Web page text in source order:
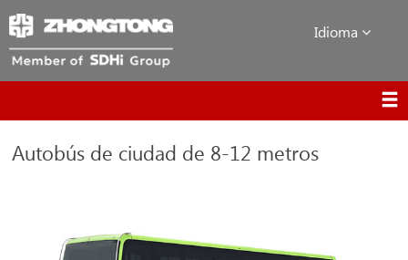
Idioma
Autobús de ciudad de 8-12 metros